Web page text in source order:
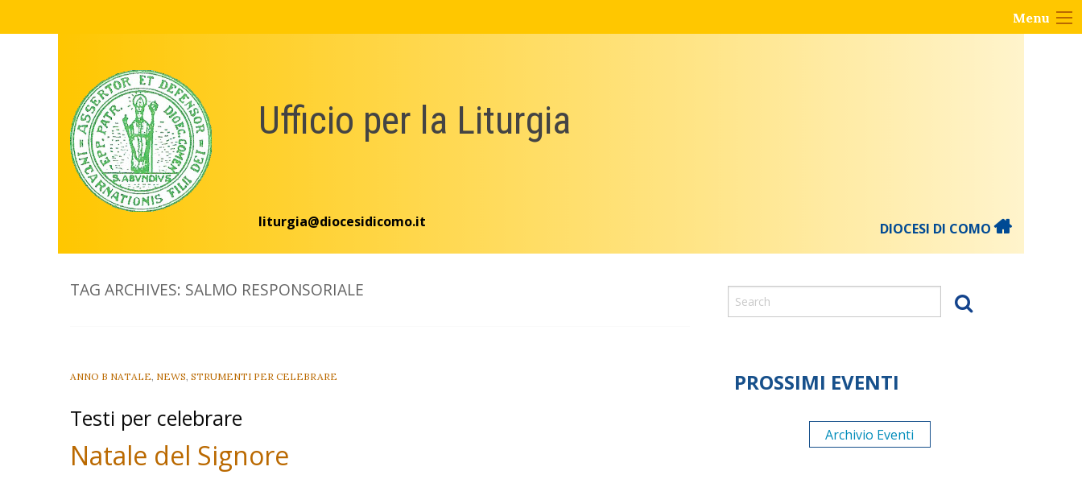
Menu
Ufficio per la Liturgia
liturgia@diocesidicomo.it DIOCESI DI COMO
TAG ARCHIVES: SALMO RESPONSORIALE
ANNO B NATALE NEWS STRUMENTI PER CELEBRARE
Testi per celebrare
Natale del Signore
PROSSIMI EVENTI
Archivio Eventi